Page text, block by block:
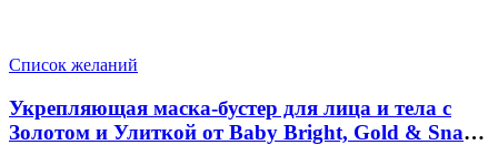
Список желаний
Укрепляющая маска-бустер для лица и тела с
Золотом и Улиткой от Baby Bright, Gold & Snail